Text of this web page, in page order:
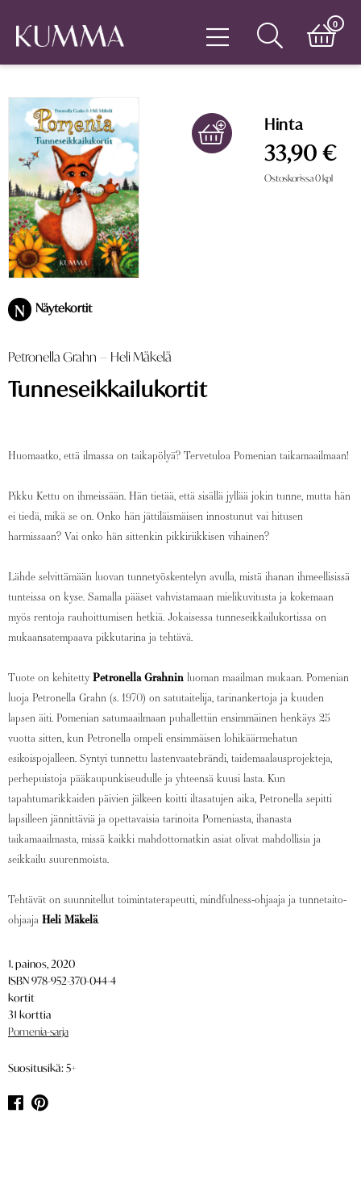
0
Hinta
33,90 €
Ostoskorissa0kpl
N Näytekortit
Petronella Grahn – Heli Mäkelä
Tunneseikkailukortit
Huomaatko, että ilmassa on taikapölyä? Tervetuloa Pomenian taikamaailmaan!
Pikku Kettu on ihmeissään. Hän tietää, että sisällä jyllää jokin tunne, mutta hän
ei tiedä, mikä se on. Onko hän jättiläismäisen innostunut vai hitusen
harmissaan? Vai onko hän sittenkin pikkiriikkisen vihainen?
Lähde selvittämään luovan tunnetyöskentelyn avulla, mistä ihanan ihmeellisissä
tunteissa on kyse. Samalla pääset vahvistamaan mielikuvitusta ja kokemaan
myös rentoja rauhoittumisen hetkiä. Jokaisessa tunneseikkailukortissa on
mukaansatempaava pikkutarina ja tehtävä.
Tuote on kehitetty Petronella Grahnin luoman maailman mukaan. Pomenian
luoja Petronella Grahn (s. 1970) on satutaitelija, tarinankertoja ja kuuden
lapsen äiti. Pomenian satumaailmaan puhallettiin ensimmäinen henkäys 25
vuotta sitten, kun Petronella ompeli ensimmäisen lohikäärmehatun
esikoispojalleen. Syntyi tunnettu lastenvaatebrändi, taidemaalausprojekteja,
perhepuistoja pääkaupunkiseudulle ja yhteensä kuusi lasta. Kun
tapahtumarikkaiden päivien jälkeen koitti iltasatujen aika, Petronella sepitti
lapsilleen jännittäviä ja opettavaisia tarinoita Pomeniasta, ihanasta
taikamaailmasta, missä kaikki mahdottomatkin asiat olivat mahdollisia ja
seikkailu suurenmoista.
Tehtävät on suunnitellut toimintaterapeutti, mindfulness-ohjaaja ja tunnetaito-
ohjaaja Heli Mäkelä.
1. painos, 2020
ISBN 978-952-370-044-4
kortit
31 korttia
Pomenia-sarja
Suositusikä: 5+